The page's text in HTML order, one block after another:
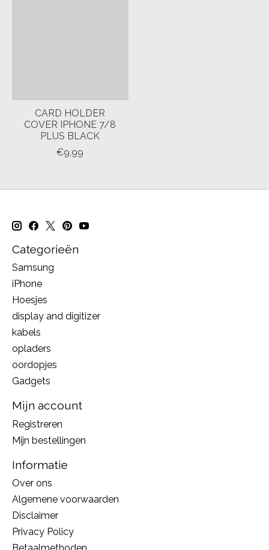
CARD HOLDER
COVER IPHONE 7/8
PLUS BLACK
€9,99
Categorieën
Samsung
iPhone
Hoesjes
display and digitizer
kabels
opladers
oordopjes
Gadgets
Mijn account
Registreren
Mijn bestellingen
Informatie
Over ons
Algemene voorwaarden
Disclaimer
Privacy Policy